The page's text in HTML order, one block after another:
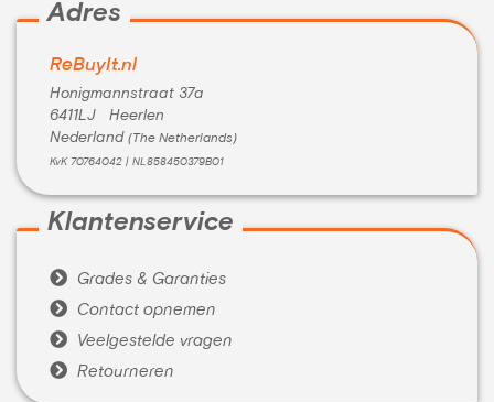
Adres
ReBuyIt.nl
Honigmannstraat 37a
6411LJ Heerlen
Nederland (The Netherlands)
KvK 70764042 | NL858450379B01
Klantenservice
 Grades & Garanties
 Contact opnemen
 Veelgestelde vragen
 Retourneren